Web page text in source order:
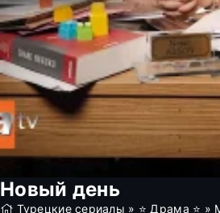
Новый день
Турецкие сериалы » ⭐ Драма ⭐ »